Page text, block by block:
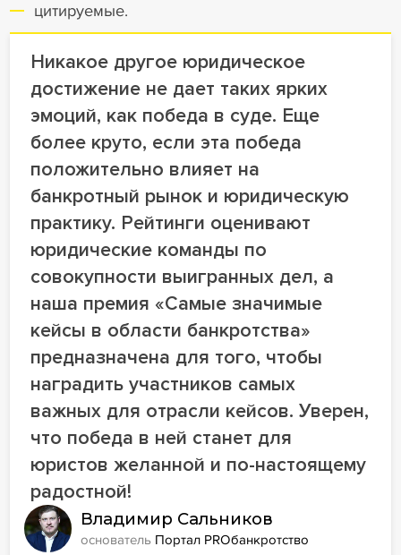
цитируемые.
Никакое другое юридическое
достижение не дает таких ярких
эмоций, как победа в суде. Еще
более круто, если эта победа
положительно влияет на
банкротный рынок и юридическую
практику. Рейтинги оценивают
юридические команды по
совокупности выигранных дел, а
наша премия «Самые значимые
кейсы в области банкротства»
предназначена для того, чтобы
наградить участников самых
важных для отрасли кейсов. Уверен,
что победа в ней станет для
юристов желанной и по-настоящему
радостной!
Владимир Сальников
основатель Портал PROбанкротство